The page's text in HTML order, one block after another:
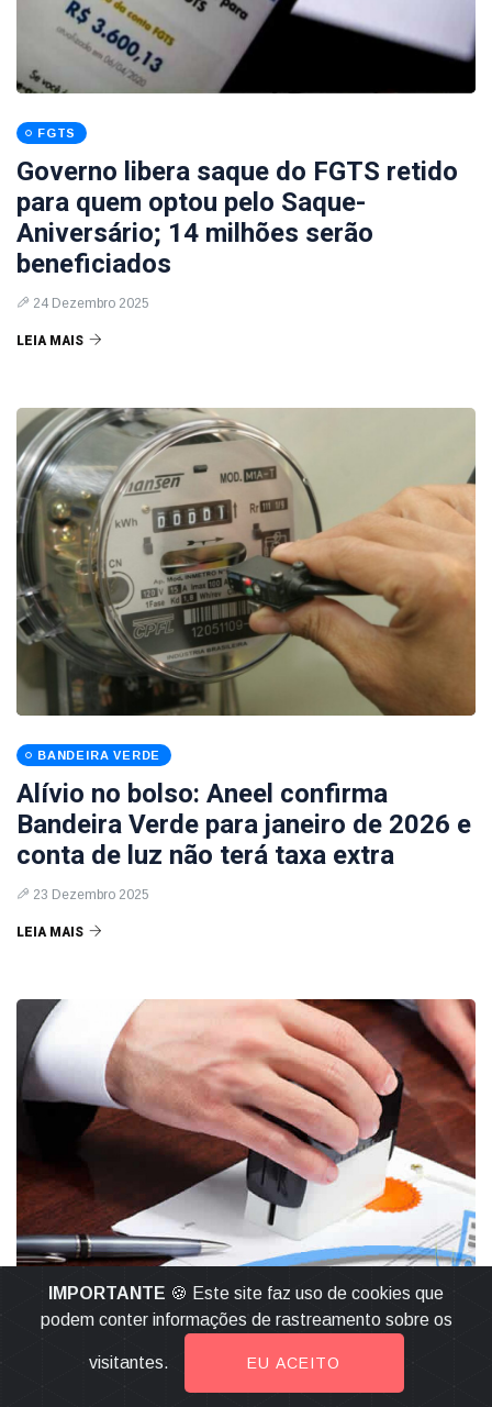
FGTS
Governo libera saque do FGTS retido
para quem optou pelo Saque-
Aniversário; 14 milhões serão
beneficiados
24 Dezembro 2025
LEIA MAIS
BANDEIRA VERDE
Alívio no bolso: Aneel confirma
Bandeira Verde para janeiro de 2026 e
conta de luz não terá taxa extra
23 Dezembro 2025
LEIA MAIS
Serjus-Anoreg/MG alerta sobre
IMPORTANTE 🍪 Este site faz uso de cookies que
podem conter informações de rastreamento sobre os
visitantes. EU ACEITO